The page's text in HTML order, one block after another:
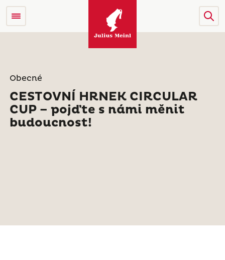
Obecné
CESTOVNÍ HRNEK CIRCULAR
CUP – pojďte s námi měnit
budoucnost!